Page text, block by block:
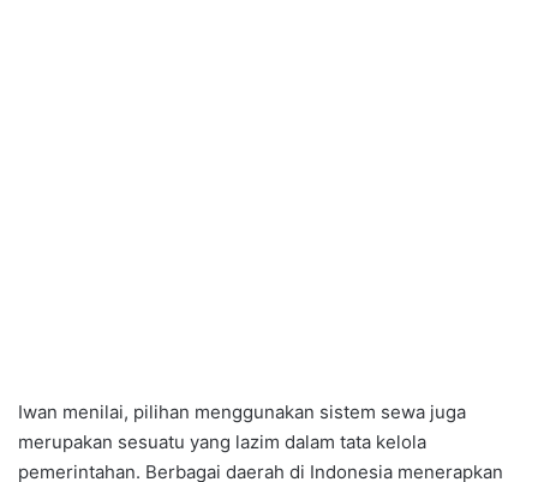
Iwan menilai, pilihan menggunakan sistem sewa juga
merupakan sesuatu yang lazim dalam tata kelola
pemerintahan. Berbagai daerah di Indonesia menerapkan